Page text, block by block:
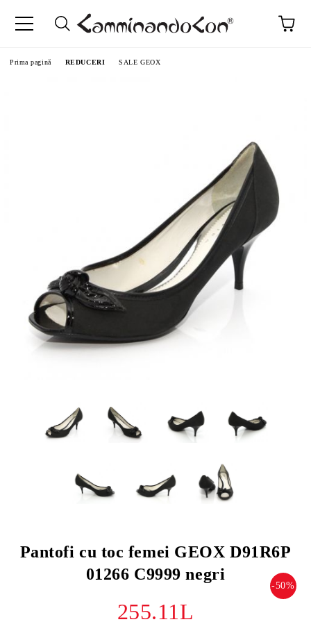
Prima pagină REDUCERI SALE GEOX
Pantofi cu toc femei GEOX D91R6P
01266 C9999 negri
-50%
255.11L